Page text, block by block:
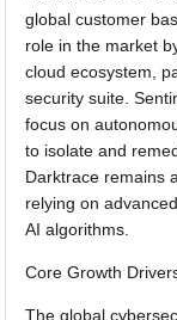
global customer
role in the market
cloud ecosystem,
security suite.
focus on
to isolate and
Darktrace remains
relying on
AI algorithms.
Core Growth
The global